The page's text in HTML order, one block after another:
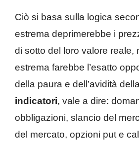
Ciò si basa sulla logica
estrema deprimerebbe i
di sotto del loro valore reale,
estrema farebbe l’esatto
della paura e dell’avidità
indicatori, vale a dire:
obbligazioni, slancio del
del mercato, opzioni put e